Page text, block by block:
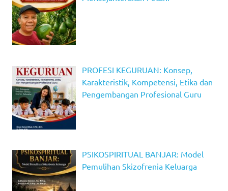
PROFESI KEGURUAN: Konsep,
Karakteristik, Kompetensi, Etika dan
Pengembangan Profesional Guru
PSIKOSPIRITUAL BANJAR: Model
Pemulihan Skizofrenia Keluarga